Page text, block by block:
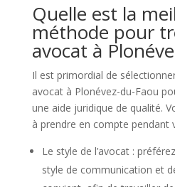
Quelle est la
méthode pour
avocat à
Il est primordial de
avocat à Plonévez-du-Faou
une aide juridique de qualité.
à prendre en compte pendant
Le style de l’avocat :
style de communication et